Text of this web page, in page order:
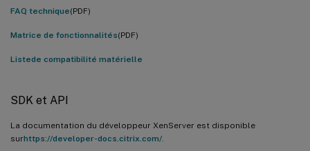
FAQ technique(PDF)
Matrice de fonctionnalités(PDF)
Listede compatibilité matérielle
SDK et API
La documentation du développeur XenServer est disponible
surhttps://developer-docs.citrix.com/